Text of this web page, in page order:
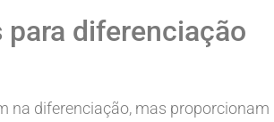
diferenciação
na diferenciação, mas proporcionam